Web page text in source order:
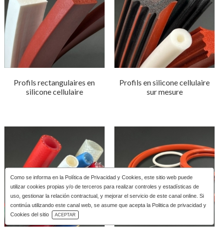
Como se informa en la Política de Privacidad y Cookies , este sitio web puede
utilizar cookies propias y/o de terceros para realizar controles y estadísticas de
uso, gestionar la relación contractual, y mejorar el servicio de este canal online. Si
continúa utilizando este canal web, se asume que acepta la Politica de privacidad y
Cookies del sitio
ACEPTAR
Profils rectangulaires en
silicone cellulaire
Profils en silicone cellulaire
sur mesure
Télécharger le Catalogue